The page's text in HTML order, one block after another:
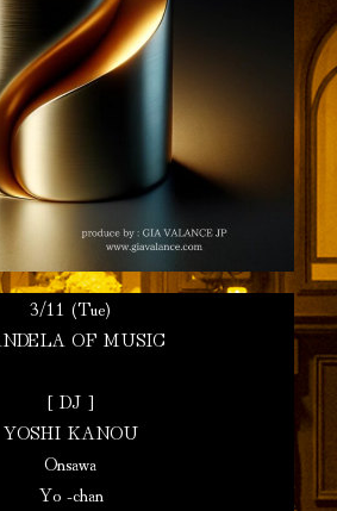
3/11 (Tue)
OF MUSIC
[ DJ ]
YOSHI KANOU
Onsawa
Yo -chan